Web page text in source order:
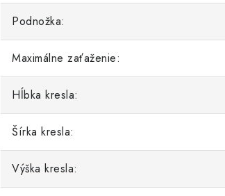
Podnožka:
Maximálne zaťaženie:
Hĺbka kresla:
Šírka kresla:
Výška kresla: